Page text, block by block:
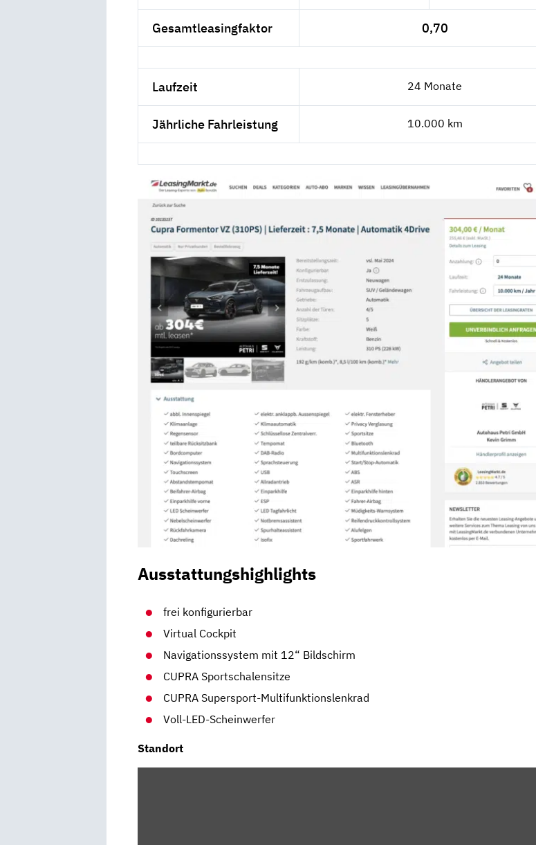
Gesamtleasingfaktor 0,70
Laufzeit 24 Monate
Jährliche Fahrleistung 10.000 km
Ausstattungshighlights
frei konfigurierbar
Virtual Cockpit
Navigationssystem mit 12“ Bildschirm
CUPRA Sportschalensitze
CUPRA Supersport-Multifunktionslenkrad
Voll-LED-Scheinwerfer
Standort